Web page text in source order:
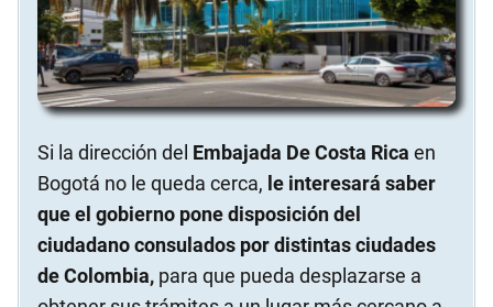
Si la dirección del Embajada De Costa Rica en
Bogotá no le queda cerca, le interesará saber
que el gobierno pone disposición del
ciudadano consulados por distintas ciudades
de Colombia, para que pueda desplazarse a